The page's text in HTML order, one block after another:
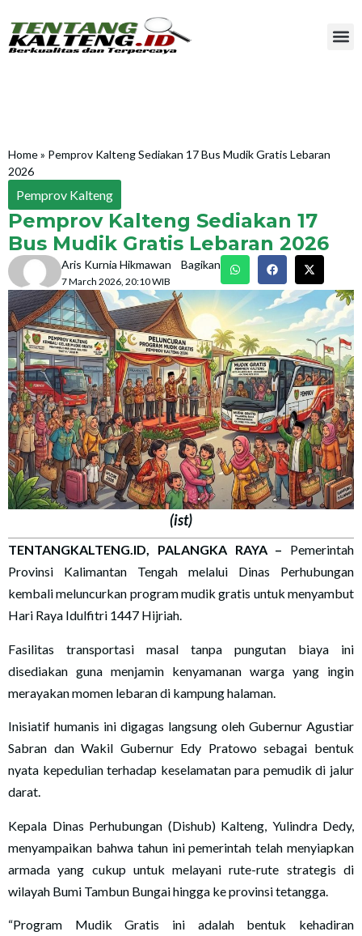
Home» Pemprov Kalteng Sediakan 17 Bus Mudik Gratis Lebaran
2026
Pemprov Kalteng
Pemprov Kalteng Sediakan 17
Bus Mudik Gratis Lebaran 2026
Aris Kurnia Hikmawan
7 March 2026, 20:10 WIB
Bagikan
(ist)
TENTANGKALTENG.ID, PALANGKA RAYA – Pemerintah
Provinsi Kalimantan Tengah melalui Dinas Perhubungan
kembali meluncurkan program mudik gratis untuk menyambut
Hari Raya Idulfitri 1447 Hijriah.
Fasilitas transportasi masal tanpa pungutan biaya ini
disediakan guna menjamin kenyamanan warga yang ingin
merayakan momen lebaran di kampung halaman.
Inisiatif humanis ini digagas langsung oleh Gubernur Agustiar
Sabran dan Wakil Gubernur Edy Pratowo sebagai bentuk
nyata kepedulian terhadap keselamatan para pemudik di jalur
darat.
Kepala Dinas Perhubungan (Dishub) Kalteng, Yulindra Dedy,
menyampaikan bahwa tahun ini pemerintah telah menyiapkan
armada yang cukup untuk melayani rute-rute strategis di
wilayah Bumi Tambun Bungai hingga ke provinsi tetangga.
“Program Mudik Gratis ini adalah bentuk kehadiran